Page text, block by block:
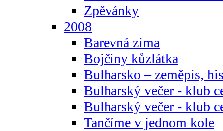
Zpěvánky
2008
Barevná zima
Bojčiny kůzlátka
Bulharsko – zeměpis,
Bulharský večer - klub
Bulharský večer - klub
Tančíme v jednom kole